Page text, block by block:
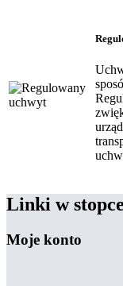
Linki w stopce
Moje konto